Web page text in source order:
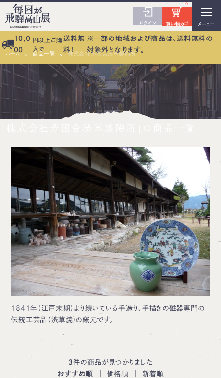
メニュー
ログイン 買い物カゴ
0
10,0
00
円以上ご購
入で
送料無
料！
※一部の地域および商品は、送料無料の
対象外となります。
ホーム 商品一覧 株式会社芳国舎渋草製陶所
1841年（江戸末期）より続いている手造り、手描きの磁器専門の
伝統工芸品（渋草焼)の窯元です。
3件の商品が見つかりました
おすすめ順
価格順 |新着順